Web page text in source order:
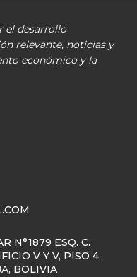
el desarrollo
relevante, noticias y
económico y la
N°1879 ESQ. C.
V Y V, PISO 4
BOLIVIA